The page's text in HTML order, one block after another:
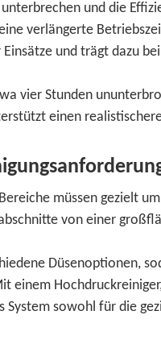
und die
verlängerte
und trägt dazu
vier Stunden
einen
müssen gezielt
von einer
Düsenoptionen,
einem
sowohl für die